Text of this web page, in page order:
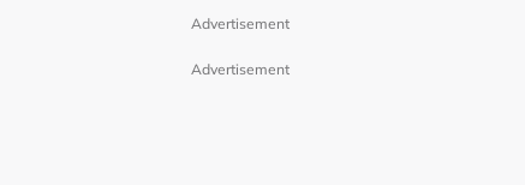
Advertisement
Advertisement